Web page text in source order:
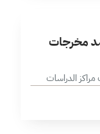
مخرجات
الدراسات